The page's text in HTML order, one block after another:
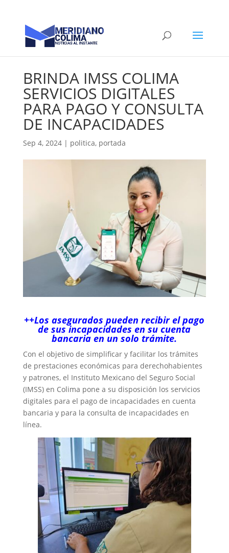
BRINDA IMSS COLIMA
SERVICIOS DIGITALES
PARA PAGO Y CONSULTA
DE INCAPACIDADES
Sep 4, 2024| politica, portada
++Los asegurados pueden recibir el pago
de sus incapacidades en su cuenta
bancaria en un solo trámite.
Con el objetivo de simplificar y facilitar los trámites
de prestaciones económicas para derechohabientes
y patrones, el Instituto Mexicano del Seguro Social
(IMSS) en Colima pone a su disposición los servicios
digitales para el pago de incapacidades en cuenta
bancaria y para la consulta de incapacidades en
línea.